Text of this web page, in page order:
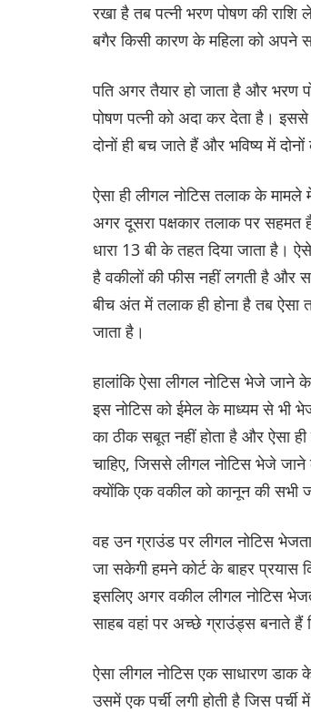
रखा है तब पत्नी भरण पोषण की
बगैर किसी कारण के महिला को अपने
पति अगर तैयार हो जाता है और भरण
पोषण पत्नी को अदा कर देता है।
दोनों ही बच जाते हैं और भविष्य में
ऐसा ही लीगल नोटिस तलाक के
अगर दूसरा पक्षकार तलाक पर सहमत
धारा 13 बी के तहत दिया जाता है।
है वकीलों की फीस नहीं लगती है और
बीच अंत में तलाक ही होना है तब ऐसा
जाता है।
हालांकि ऐसा लीगल नोटिस भेजे
इस नोटिस को ईमेल के माध्यम से भी
का ठीक सबूत नहीं होता है और ऐसा
चाहिए, जिससे लीगल नोटिस भेजे
क्योंकि एक वकील को कानून की सभी
वह उन ग्राउंड पर लीगल नोटिस
जा सकेगी हमने कोर्ट के बाहर प्रयास
इसलिए अगर वकील लीगल नोटिस
साहब वहां पर अच्छे ग्राउंड्स बनाते हैं
ऐसा लीगल नोटिस एक साधारण
उसमें एक पर्ची लगी होती है जिस पर्ची